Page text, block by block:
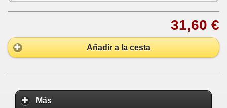
31,60 €
Añadir a la cesta
Más